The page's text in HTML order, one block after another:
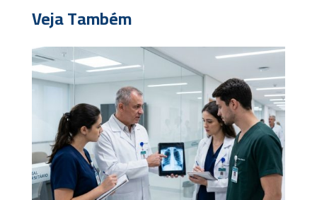
Veja Também